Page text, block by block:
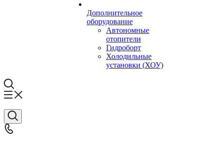
Дополнительное
оборудование
Автономные
отопители
Гидроборт
Холодильные
установки (ХОУ)